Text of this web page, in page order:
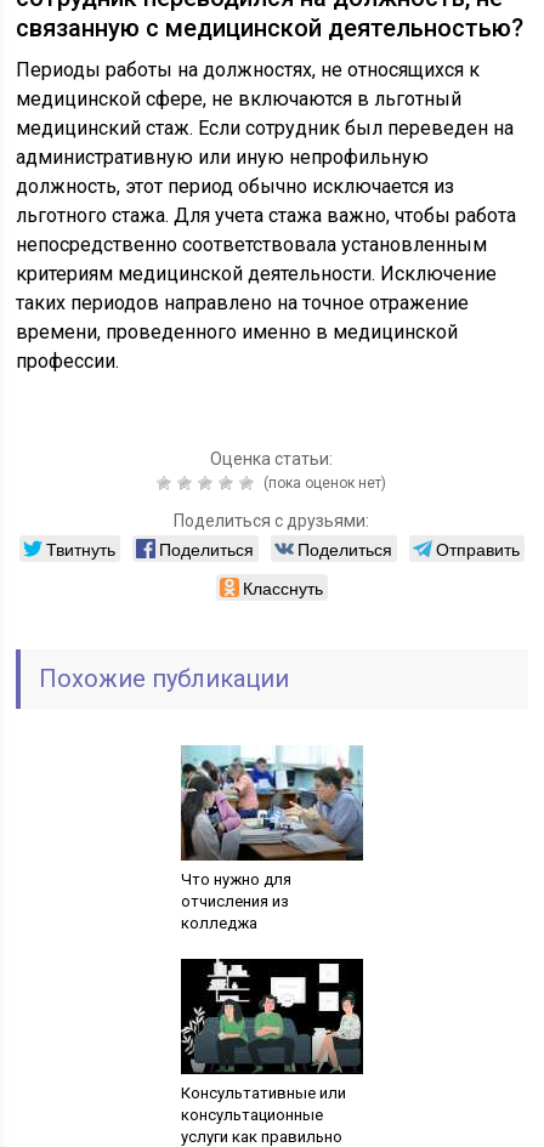
связанную с медицинской деятельностью?
Периоды работы на должностях, не относящихся к
медицинской сфере, не включаются в льготный
медицинский стаж. Если сотрудник был переведен на
административную или иную непрофильную
должность, этот период обычно исключается из
льготного стажа. Для учета стажа важно, чтобы работа
непосредственно соответствовала установленным
критериям медицинской деятельности. Исключение
таких периодов направлено на точное отражение
времени, проведенного именно в медицинской
профессии.
Оценка статьи:
(пока оценок нет)
Поделиться с друзьями:
Твитнуть Поделиться Поделиться
Отправить
Класснуть
Похожие публикации
Что нужно для
отчисления из
колледжа
Консультативные или
консультационные
услуги как правильно